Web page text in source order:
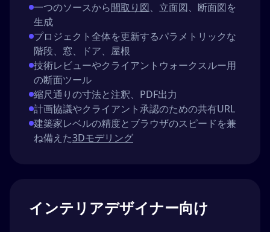
一つのソースから間取り図、立面図、断面図を
生成
プロジェクト全体を更新するパラメトリックな
階段、窓、ドア、屋根
技術レビューやクライアントウォークスルー用
の断面ツール
縮尺通りの寸法と注釈、PDF出力
計画協議やクライアント承認のための共有URL
建築家レベルの精度とブラウザのスピードを兼
ね備えた3Dモデリング
インテリアデザイナー向け